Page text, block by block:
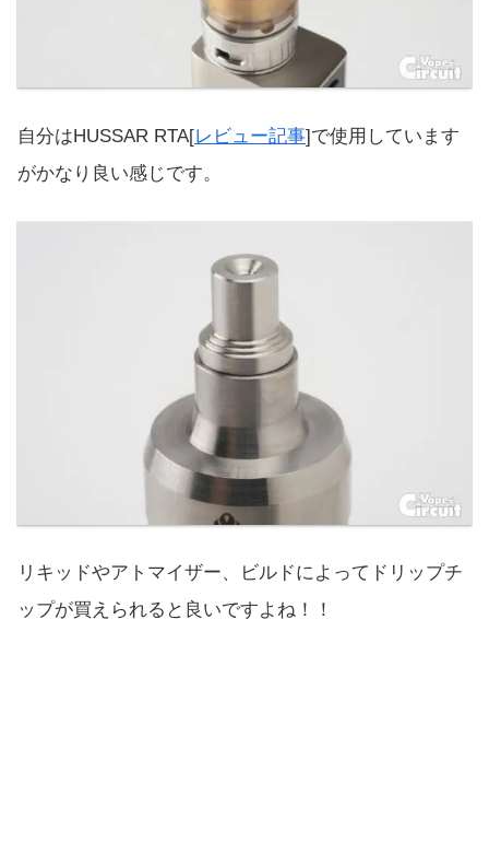
自分はHUSSAR RTA[レビュー記事]で使用しています
がかなり良い感じです。
リキッドやアトマイザー、ビルドによってドリップチ
ップが買えられると良いですよね！！